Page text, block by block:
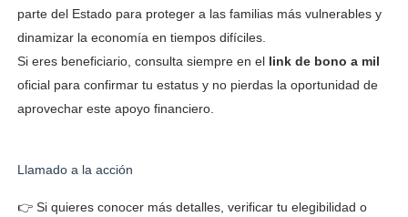
parte del Estado para proteger a las familias más vulnerables y
dinamizar la economía en tiempos difíciles.
Si eres beneficiario, consulta siempre en el link de bono a mil
oficial para confirmar tu estatus y no pierdas la oportunidad de
aprovechar este apoyo financiero.
Llamado a la acción
👉 Si quieres conocer más detalles, verificar tu elegibilidad o